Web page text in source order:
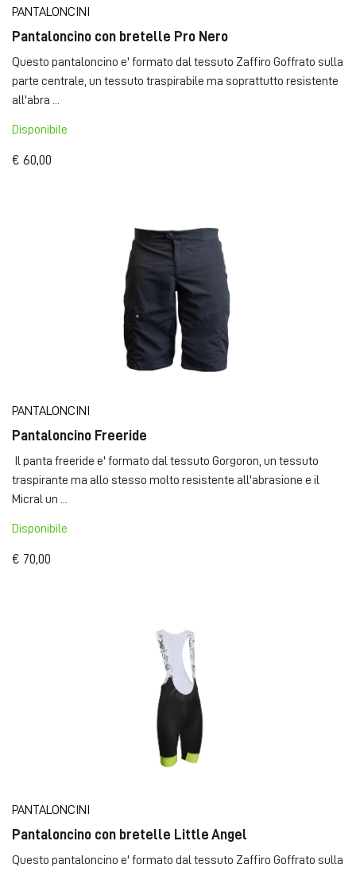
PANTALONCINI
Pantaloncino con bretelle Pro Nero
Questo pantaloncino e' formato dal tessuto Zaffiro Goffrato sulla
parte centrale, un tessuto traspirabile ma soprattutto resistente
all'abra ...
Disponibile
€ 60,00
PANTALONCINI
Pantaloncino Freeride
Il panta freeride e' formato dal tessuto Gorgoron, un tessuto
traspirante ma allo stesso molto resistente all'abrasione e il
Micral un ...
Disponibile
€ 70,00
PANTALONCINI
Pantaloncino con bretelle Little Angel
Questo pantaloncino e' formato dal tessuto Zaffiro Goffrato sulla